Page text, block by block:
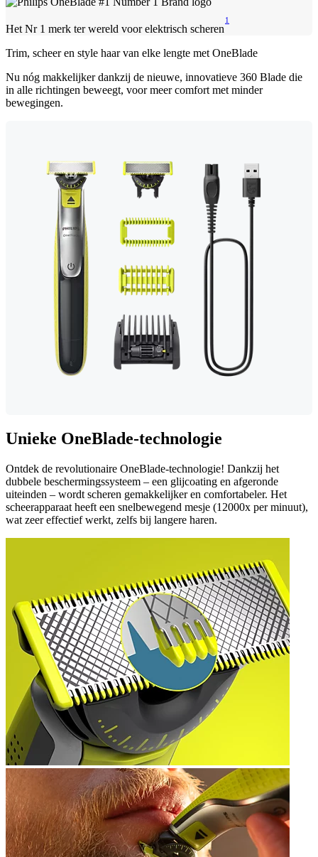
Het Nr 1 merk ter wereld voor elektrisch scheren
1
Trim, scheer en style haar van elke lengte met OneBlade
Nu nóg makkelijker dankzij de nieuwe, innovatieve 360 Blade die
in alle richtingen beweegt, voor meer comfort met minder
bewegingen.
Unieke OneBlade-technologie
Ontdek de revolutionaire OneBlade-technologie! Dankzij het
dubbele beschermingssysteem – een glijcoating en afgeronde
uiteinden – wordt scheren gemakkelijker en comfortabeler. Het
scheerapparaat heeft een snelbewegend mesje (12000x per minuut),
wat zeer effectief werkt, zelfs bij langere haren.